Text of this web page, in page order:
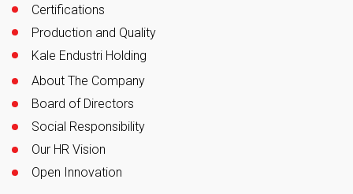
Certifications
Production and Quality
Kale Endustri Holding
About The Company
Board of Directors
Social Responsibility
Our HR Vision
Open Innovation